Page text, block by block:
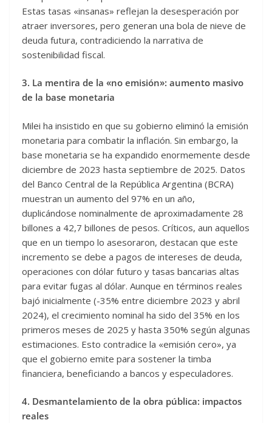
Estas tasas «insanas» reflejan la desesperación por
atraer inversores, pero generan una bola de nieve de
deuda futura, contradiciendo la narrativa de
sostenibilidad fiscal.
3. La mentira de la «no emisión»: aumento masivo
de la base monetaria
Milei ha insistido en que su gobierno eliminó la emisión
monetaria para combatir la inflación. Sin embargo, la
base monetaria se ha expandido enormemente desde
diciembre de 2023 hasta septiembre de 2025. Datos
del Banco Central de la República Argentina (BCRA)
muestran un aumento del 97% en un año,
duplicándose nominalmente de aproximadamente 28
billones a 42,7 billones de pesos. Críticos, aun aquellos
que en un tiempo lo asesoraron, destacan que este
incremento se debe a pagos de intereses de deuda,
operaciones con dólar futuro y tasas bancarias altas
para evitar fugas al dólar. Aunque en términos reales
bajó inicialmente (-35% entre diciembre 2023 y abril
2024), el crecimiento nominal ha sido del 35% en los
primeros meses de 2025 y hasta 350% según algunas
estimaciones. Esto contradice la «emisión cero», ya
que el gobierno emite para sostener la timba
financiera, beneficiando a bancos y especuladores.
4. Desmantelamiento de la obra pública: impactos
reales